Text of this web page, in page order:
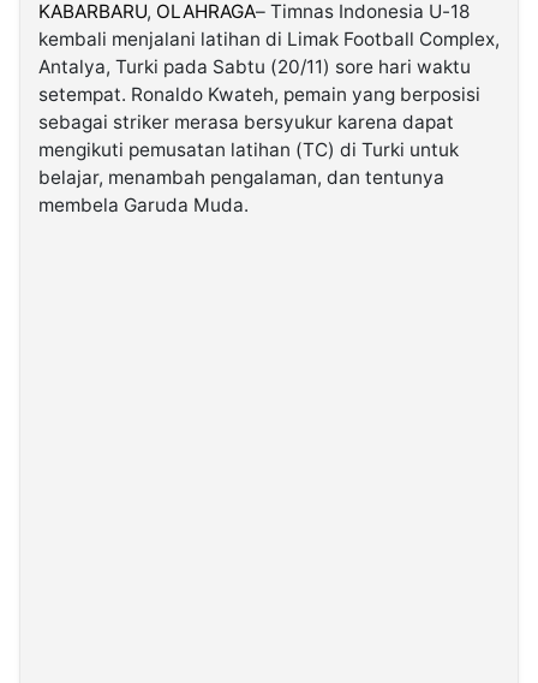
Kabarbaru.co
2026
Kabarbaru
Media
Holding
KABARBARU, OLAHRAGA– Timnas Indonesia U-18
kembali menjalani latihan di Limak Football Complex,
Antalya, Turki pada Sabtu (20/11) sore hari waktu
setempat. Ronaldo Kwateh, pemain yang berposisi
sebagai striker merasa bersyukur karena dapat
mengikuti pemusatan latihan (TC) di Turki untuk
belajar, menambah pengalaman, dan tentunya
membela Garuda Muda.